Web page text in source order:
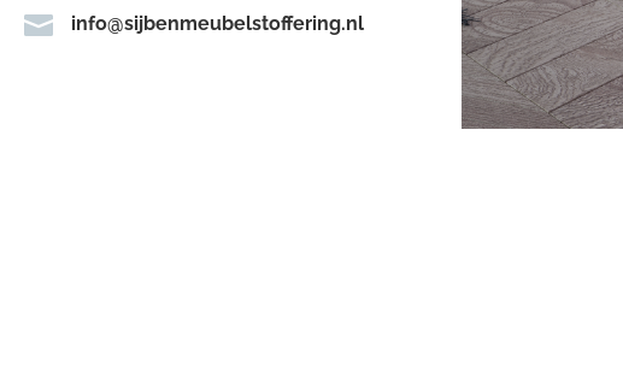
 info@sijbenmeubelstoffering.nl